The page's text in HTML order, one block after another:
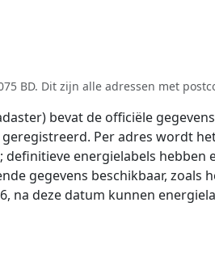
BD. Dit zijn alle adressen met
bevat de officiële
Per adres wordt
energielabels
gegevens beschikbaar,
na deze datum kunnen